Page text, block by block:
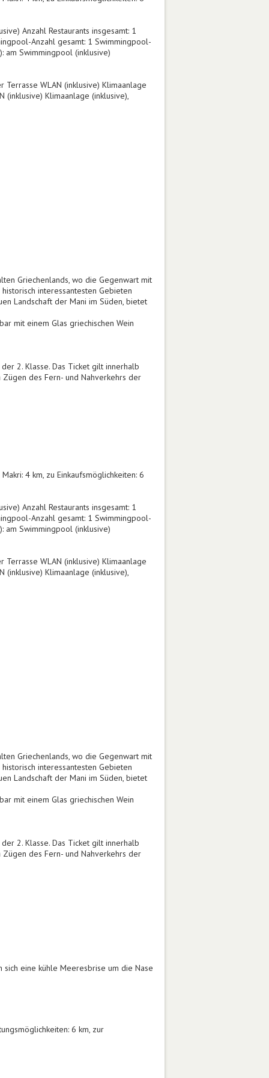
Anzahl Restaurants insgesamt: 1
Anzahl gesamt: 1 Swimmingpool-
am Swimmingpool (inklusive)
Terrasse WLAN (inklusive) Klimaanlage
(inklusive) Klimaanlage (inklusive),
Griechenlands, wo die Gegenwart mit
interessantesten Gebieten
Landschaft der Mani im Süden, bietet
mit einem Glas griechischen Wein
2. Klasse. Das Ticket gilt innerhalb
des Fern- und Nahverkehrs der
4 km, zu Einkaufsmöglichkeiten: 6
Anzahl Restaurants insgesamt: 1
Anzahl gesamt: 1 Swimmingpool-
am Swimmingpool (inklusive)
Terrasse WLAN (inklusive) Klimaanlage
(inklusive) Klimaanlage (inklusive),
Griechenlands, wo die Gegenwart mit
interessantesten Gebieten
Landschaft der Mani im Süden, bietet
mit einem Glas griechischen Wein
2. Klasse. Das Ticket gilt innerhalb
des Fern- und Nahverkehrs der
eine kühle Meeresbrise um die Nase
6 km, zur